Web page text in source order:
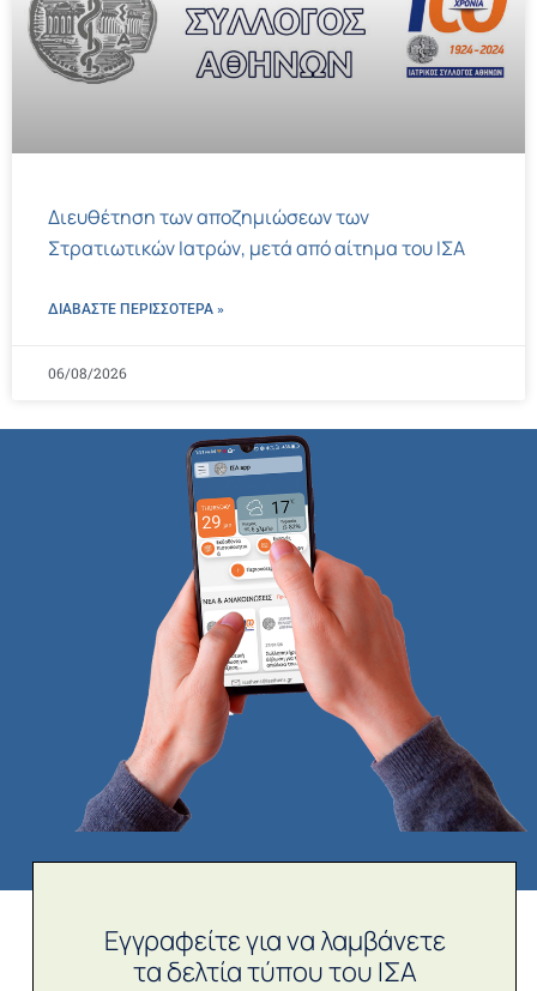
Διευθέτηση των αποζημιώσεων των
Στρατιωτικών Ιατρών, μετά από αίτημα του ΙΣΑ
ΔΙΑΒΑΣΤΕ ΠΕΡΙΣΣΌΤΕΡΑ »
06/08/2026
Εγγραφείτε για να λαμβάνετε
τα δελτία τύπου του ΙΣΑ